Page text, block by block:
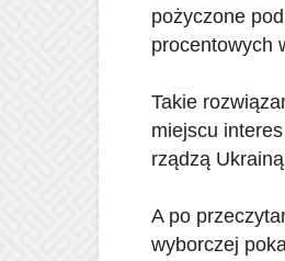
pożyczone
procentowych
Takie
miejscu
rządzą
A po
wyborczej